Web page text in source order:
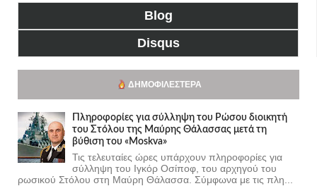
Blog
Disqus
ΔΗΜΟΦΙΛΈΣΤΕΡΑ
Πληροφορίες για σύλληψη του Ρώσου διοικητή
του Στόλου της Mαύρης Θάλασσας μετά τη
βύθιση του «Moskva»
Τις τελευταίες ώρες υπάρχουν πληροφορίες για
σύλληψη του Ιγκόρ Οσίποφ, του αρχηγού του
ρωσικού Στόλου στη Μαύρη Θάλασσα. Σύμφωνα με τις πλη...